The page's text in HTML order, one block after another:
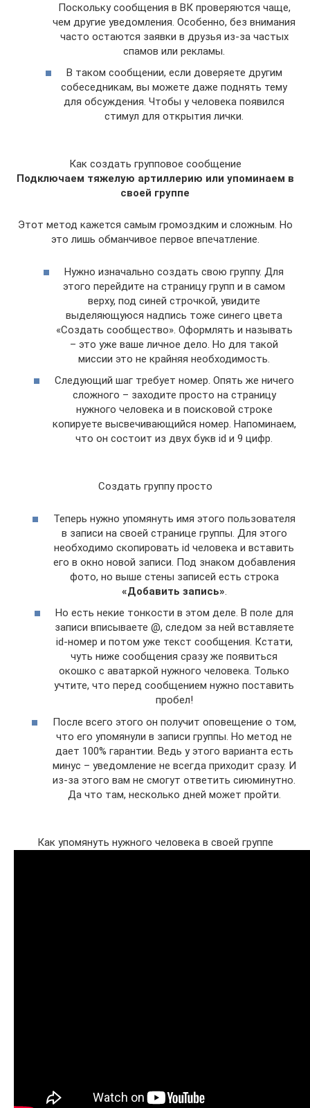
Поскольку сообщения в ВК проверяются чаще,
чем другие уведомления. Особенно, без внимания
часто остаются заявки в друзья из-за частых
спамов или рекламы.
В таком сообщении, если доверяете другим
собеседникам, вы можете даже поднять тему
для обсуждения. Чтобы у человека появился
стимул для открытия лички.
Как создать групповое сообщение
Подключаем тяжелую артиллерию или упоминаем в
своей группе
Этот метод кажется самым громоздким и сложным. Но
это лишь обманчивое первое впечатление.
Нужно изначально создать свою группу. Для
этого перейдите на страницу групп и в самом
верху, под синей строчкой, увидите
выделяющуюся надпись тоже синего цвета
«Создать сообщество». Оформлять и называть
– это уже ваше личное дело. Но для такой
миссии это не крайняя необходимость.
Следующий шаг требует номер. Опять же ничего
сложного – заходите просто на страницу
нужного человека и в поисковой строке
копируете высвечивающийся номер. Напоминаем,
что он состоит из двух букв id и 9 цифр.
Создать группу просто
Теперь нужно упомянуть имя этого пользователя
в записи на своей странице группы. Для этого
необходимо скопировать id человека и вставить
его в окно новой записи. Под знаком добавления
фото, но выше стены записей есть строка
«Добавить запись»
Но есть некие тонкости в этом деле. В поле для
записи вписываете @, следом за ней вставляете
id-номер и потом уже текст сообщения. Кстати,
чуть ниже сообщения сразу же появиться
окошко с аватаркой нужного человека. Только
учтите, что перед сообщением нужно поставить
пробел!
После всего этого он получит оповещение о том,
что его упомянули в записи группы. Но метод не
дает 100% гарантии. Ведь у этого варианта есть
минус – уведомление не всегда приходит сразу. И
из-за этого вам не смогут ответить сиюминутно.
Да что там, несколько дней может пройти.
Как упомянуть нужного человека в своей группе